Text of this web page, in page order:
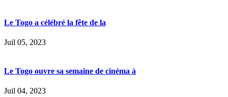
Le Togo a célébré la fête de la
Juil 05, 2023
Le Togo ouvre sa semaine de cinéma à
Juil 04, 2023